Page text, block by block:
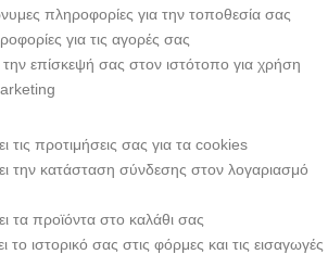
πληροφορίες για την τοποθεσία σας
για τις αγορές σας
επίσκεψή σας στον ιστότοπο για χρήση
τις προτιμήσεις σας για τα cookies
την κατάσταση σύνδεσης στον λογαριασμό
τα προϊόντα στο καλάθι σας
το ιστορικό σας στις φόρμες και τις εισαγωγές